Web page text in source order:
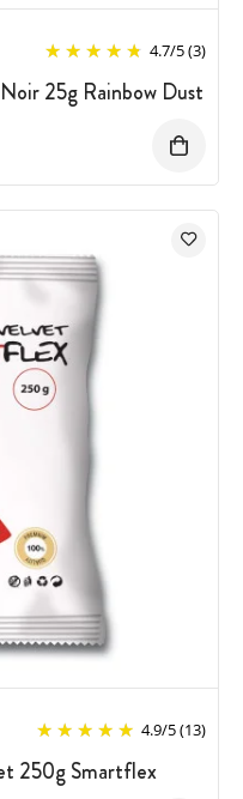
4.7/5(3)
25g Rainbow Dust
4.9/5(13)
250g Smartflex